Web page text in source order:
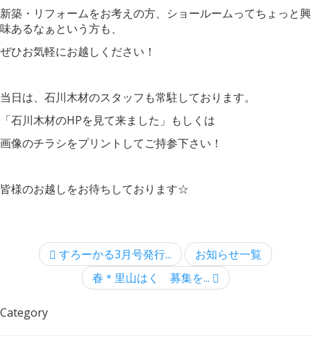
新築・リフォームをお考えの方、ショールームってちょっと興
味あるなぁという方も、
ぜひお気軽にお越しください！
当日は、石川木材のスタッフも常駐しております。
「石川木材のHPを見て来ました」もしくは
画像のチラシをプリントしてご持参下さい！
皆様のお越しをお待ちしております☆
すろーかる3月号発行...
お知らせ一覧
春＊里山はく 募集を...
Category